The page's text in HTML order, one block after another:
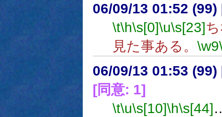
06/09/13 01:52 (99)
\t\h\s[0]\u\s[23]
見た事ある。 \w9
06/09/13 01:53 (99)
[同意: 1]
\t\u\s[10]\h\s[44]